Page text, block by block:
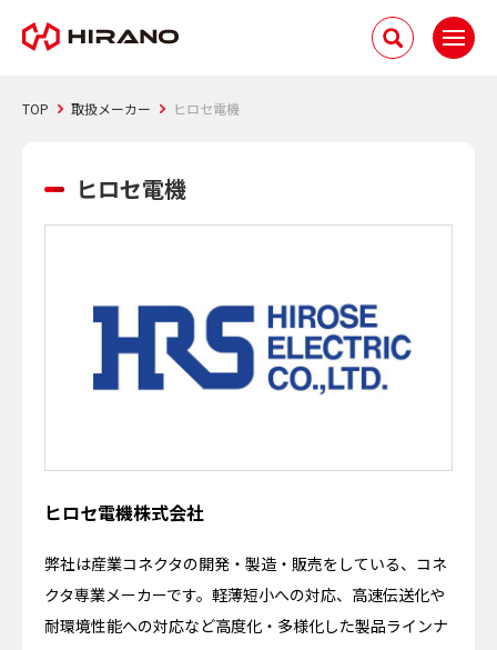
TOP 取扱メーカー ヒロセ電機
ヒロセ電機
ヒロセ電機株式会社
弊社は産業コネクタの開発・製造・販売をしている、コネ
クタ専業メーカーです。軽薄短小への対応、高速伝送化や
耐環境性能への対応など高度化・多様化した製品ラインナ